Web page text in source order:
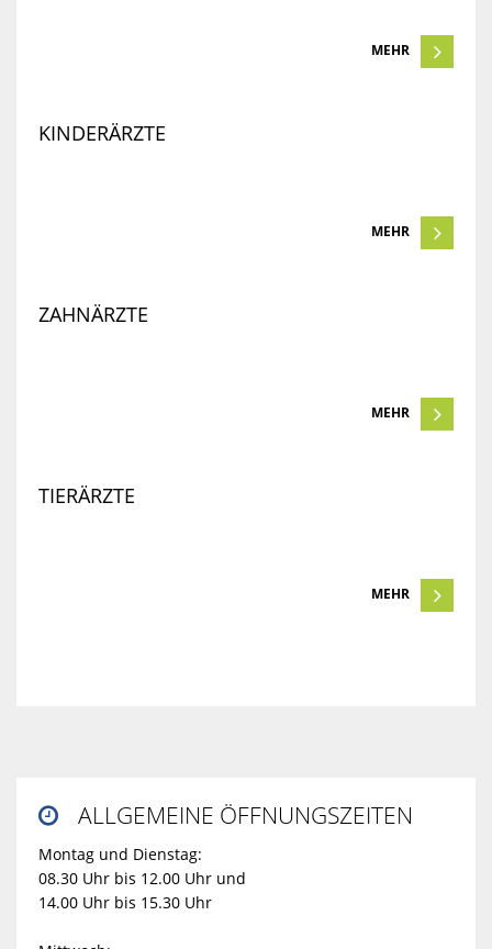
MEHR
KINDERÄRZTE
MEHR
ZAHNÄRZTE
MEHR
TIERÄRZTE
MEHR
 ALLGEMEINE ÖFFNUNGSZEITEN
Montag und Dienstag:
08.30 Uhr bis 12.00 Uhr und
14.00 Uhr bis 15.30 Uhr